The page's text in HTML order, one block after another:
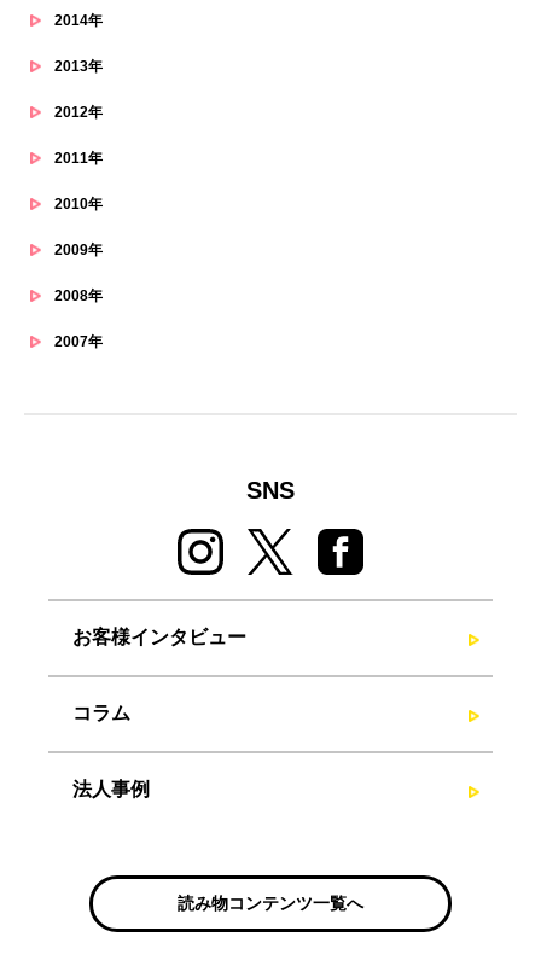
2014年
2013年
2012年
2011年
2010年
2009年
2008年
2007年
SNS
お客様インタビュー
コラム
法人事例
読み物コンテンツ一覧へ